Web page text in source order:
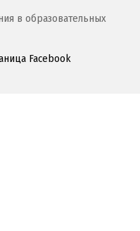
в образовательных
Facebook